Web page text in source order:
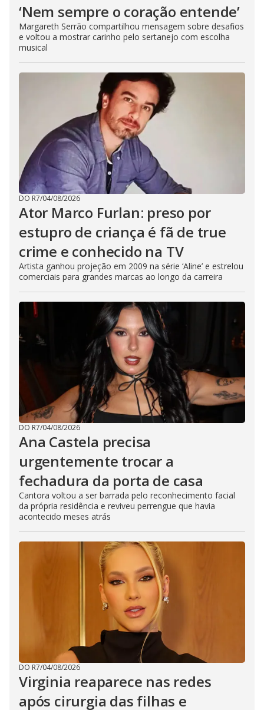
‘Nem sempre o coração entende’
Margareth Serrão compartilhou mensagem sobre desafios
e voltou a mostrar carinho pelo sertanejo com escolha
musical
DO R7/04/08/2026
Ator Marco Furlan: preso por
estupro de criança é fã de true
crime e conhecido na TV
Artista ganhou projeção em 2009 na série ‘Aline’ e estrelou
comerciais para grandes marcas ao longo da carreira
DO R7/04/08/2026
Ana Castela precisa
urgentemente trocar a
fechadura da porta de casa
Cantora voltou a ser barrada pelo reconhecimento facial
da própria residência e reviveu perrengue que havia
acontecido meses atrás
DO R7/04/08/2026
Virginia reaparece nas redes
após cirurgia das filhas e